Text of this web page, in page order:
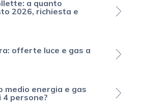
a quanto
2026, richiesta e
offerte luce e gas a
medio energia e gas
4 persone?